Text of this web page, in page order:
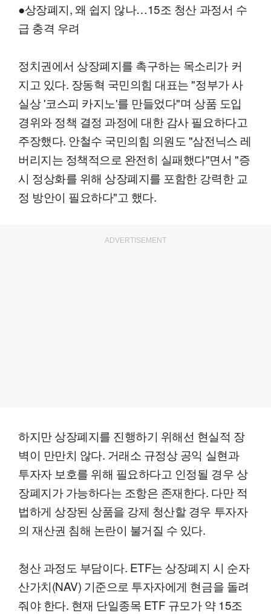
●상장폐지, 왜 쉽지 않나…15조 청산 과정서 수
급 충격 우려
정치권에서 상장폐지를 촉구하는 목소리가 커
지고 있다. 장동혁 국민의힘 대표는 "정부가 사
실상 '코스피 카지노'를 만들었다"며 상품 도입
경위와 정책 결정 과정에 대한 감사 필요하다고
주장했다. 안철수 국민의힘 의원도 "삼전닉스 레
버리지는 정책적으로 완전히 실패했다"면서 "증
시 정상화를 위해 상장폐지를 포함한 강력한 교
정 방안이 필요하다"고 했다.
ADVERTISEMENT
하지만 상장폐지를 진행하기 위해선 현실적 장
벽이 만만치 않다. 거래소 규정상 공익 실현과
투자자 보호를 위해 필요하다고 인정될 경우 상
장폐지가 가능하다는 조항은 존재한다. 다만 적
법하게 상장된 상품을 강제 청산할 경우 투자자
의 재산권 침해 논란이 불거질 수 있다.
청산 과정도 부담이다. ETF는 상장폐지 시 순자
산가치(NAV) 기준으로 투자자에게 현금을 돌려
줘야 한다. 현재 단일종목 ETF 규모가 약 15조